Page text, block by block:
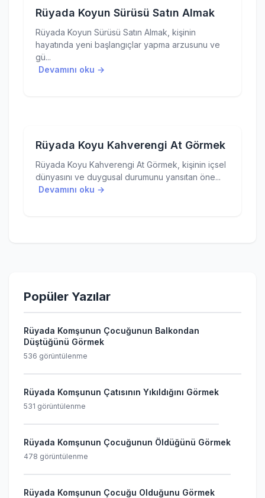
Rüyada Koyun Sürüsü Satın Almak
Rüyada Koyun Sürüsü Satın Almak, kişinin
hayatında yeni başlangıçlar yapma arzusunu ve
gü...
Devamını oku →
Rüyada Koyu Kahverengi At Görmek
Rüyada Koyu Kahverengi At Görmek, kişinin içsel
dünyasını ve duygusal durumunu yansıtan öne...
Devamını oku →
Popüler Yazılar
Rüyada Komşunun Çocuğunun Balkondan
Düştüğünü Görmek
536 görüntülenme
Rüyada Komşunun Çatısının Yıkıldığını Görmek
531 görüntülenme
Rüyada Komşunun Çocuğunun Öldüğünü Görmek
478 görüntülenme
Rüyada Komşunun Çocuğu Olduğunu Görmek